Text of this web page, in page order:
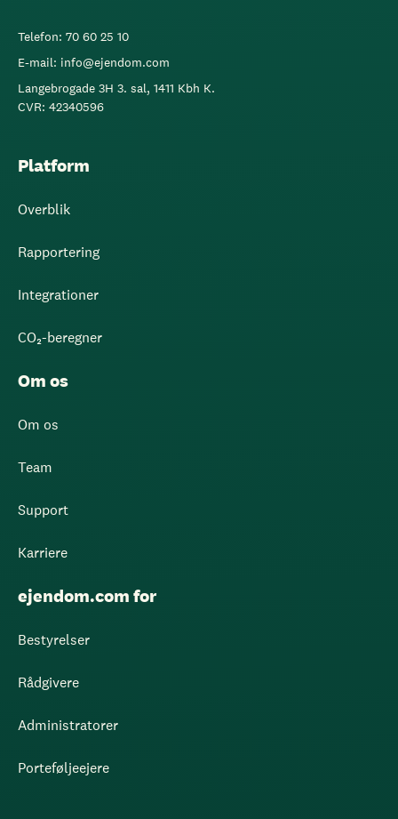
Telefon: 70 60 25 10
E-mail: info@ejendom.com
Langebrogade 3H 3. sal, 1411 Kbh K.
CVR: 42340596
Platform
Overblik
Rapportering
Integrationer
CO₂-beregner
Om os
Om os
Team
Support
Karriere
ejendom.com for
Bestyrelser
Rådgivere
Administratorer
Porteføljeejere